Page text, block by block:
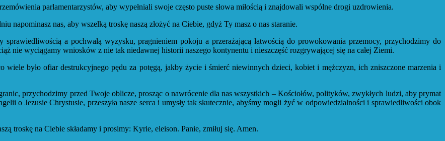
parlamentarzystów, aby wypełniali swoje często puste słowa miłością i znajdowali wspólne drogi uzdrowienia.
nas, aby wszelką troskę naszą złożyć na Ciebie, gdyż Ty masz o nas staranie.
a pochwałą wyzysku, pragnieniem pokoju a przerażającą łatwością do prowokowania przemocy, przychodzimy do
nie wyciągamy wniosków z nie tak niedawnej historii naszego kontynentu i nieszczęść rozgrywającej się na całej Ziemi.
wiele było ofiar destrukcyjnego pędu za potęgą, jakby życie i śmierć niewinnych dzieci, kobiet i mężczyzn, ich zniszczone marzenia i
przychodzimy przed Twoje oblicze, prosząc o nawrócenie dla nas wszystkich – Kościołów, polityków, zwykłych ludzi, aby prymat
o Jezusie Chrystusie, przeszyła nasze serca i umysły tak skutecznie, abyśmy mogli żyć w odpowiedzialności i sprawiedliwości obok
troskę na Ciebie składamy i prosimy: Kyrie, eleison. Panie, zmiłuj się. Amen.